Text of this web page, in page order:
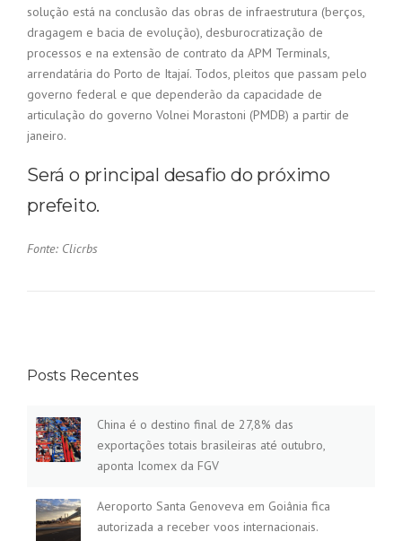
solução está na conclusão das obras de infraestrutura (berços,
dragagem e bacia de evolução), desburocratização de
processos e na extensão de contrato da APM Terminals,
arrendatária do Porto de Itajaí. Todos, pleitos que passam pelo
governo federal e que dependerão da capacidade de
articulação do governo Volnei Morastoni (PMDB) a partir de
janeiro.
Será o principal desafio do próximo
prefeito.
Fonte: Clicrbs
Posts Recentes
China é o destino final de 27,8% das
exportações totais brasileiras até outubro,
aponta Icomex da FGV
Aeroporto Santa Genoveva em Goiânia fica
autorizada a receber voos internacionais.